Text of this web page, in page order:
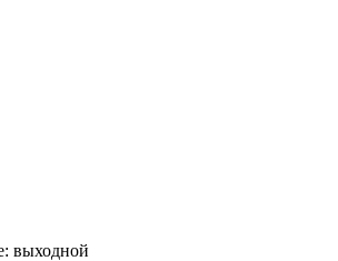
выходной